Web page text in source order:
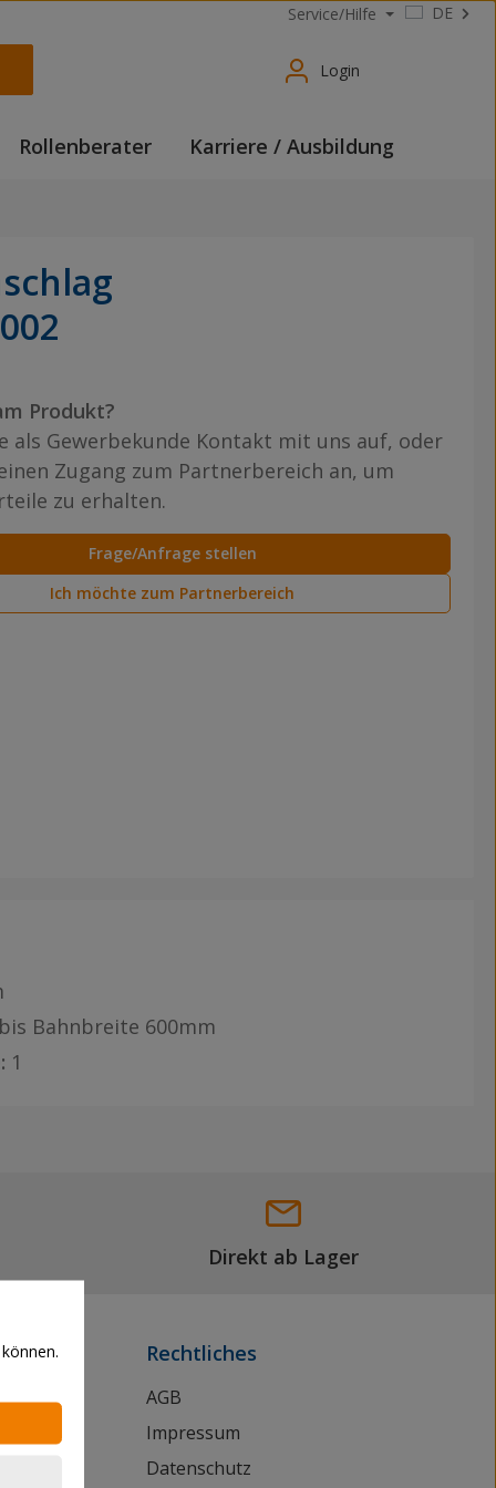
DE
Service/Hilfe
Login
Rollenberater Karriere / Ausbildung
Produkt?
als Gewerbekunde Kontakt mit uns auf, oder
Zugang zum Partnerbereich an, um
zu erhalten.
Frage/Anfrage stellen
Ich möchte zum Partnerbereich
bis Bahnbreite 600mm
1
Direkt ab Lager
Rechtliches
AGB
Impressum
Datenschutz